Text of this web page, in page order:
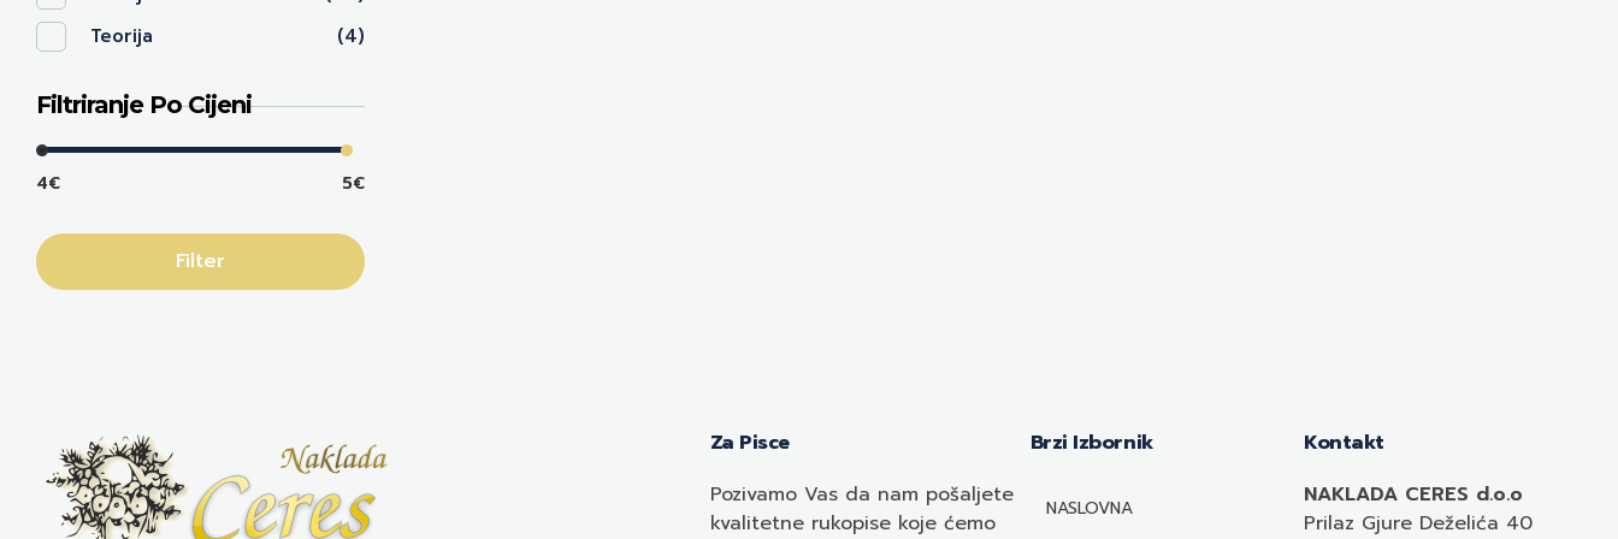
Teorija
(4)
Filtriranje Po Cijeni
4€ 5€
Filter
Za Pisce
Pozivamo Vasda nam pošaljete
kvalitetne rukopise koje ćemo
Brzi Izbornik
NASLOVNA
Kontakt
NAKLADA CERES d.o.o
Prilaz Gjure Deželića 40